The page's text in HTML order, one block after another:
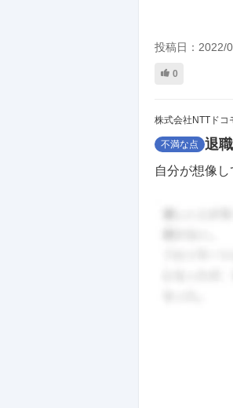
投稿日： 2022/
0
株式会社NTTドコ
不満な点 退
自分が想像